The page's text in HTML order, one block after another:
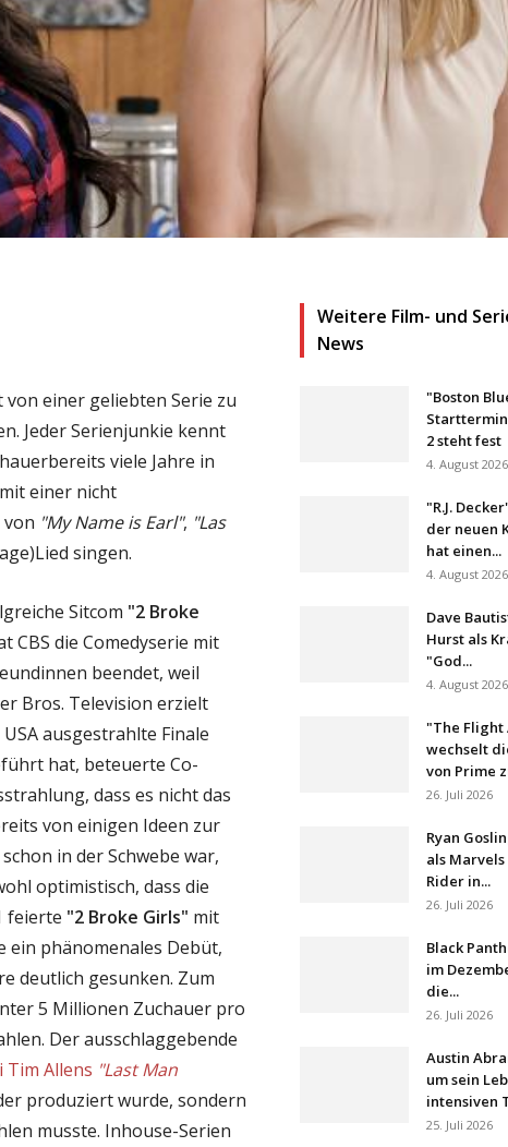
einer geliebten Serie zu
Jeder Serienjunkie kennt
viele Jahre in
einer nicht
von "My Name is Earl", "Las
singen.
Sitcom "2 Broke
CBS die Comedyserie mit
beendet, weil
Bros. Television erzielt
ausgestrahlte Finale
hat, beteuerte Co-
dass es nicht das
von einigen Ideen zur
in der Schwebe war,
optimistisch, dass die
feierte "2 Broke Girls" mit
phänomenales Debüt,
deutlich gesunken. Zum
5 Millionen Zuchauer pro
Der ausschlaggebende
Tim Allens "Last Man
produziert wurde, sondern
musste. Inhouse-Serien
Weitere Film- und
News
"Boston
2 steht fest
4. August 2026
"R.J.
der neuen
hat einen...
4. August 2026
Dave
Hurst als
"God...
4. August 2026
"The
wechselt
von Prime
26. Juli 2026
Ryan
als Marvels
Rider in...
26. Juli 2026
Black
im
die...
26. Juli 2026
Austin
um sein
intensiven
25. Juli 2026